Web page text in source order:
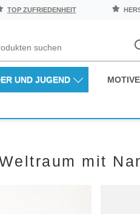
TOP ZUFRIEDENHEIT
UND JUGEND MOTIVE
mit